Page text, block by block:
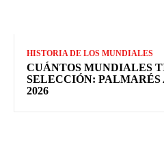
HISTORIA DE LOS MUNDIALES
CUÁNTOS MUNDIALES
SELECCIÓN:
2026